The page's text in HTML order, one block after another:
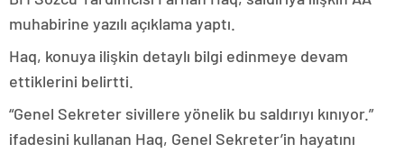
muhabirine yazılı açıklama yaptı.
Haq, konuya ilişkin detaylı bilgi edinmeye devam
ettiklerini belirtti.
“Genel Sekreter sivillere yönelik bu saldırıyı kınıyor.”
ifadesini kullanan Haq, Genel Sekreter’in hayatını